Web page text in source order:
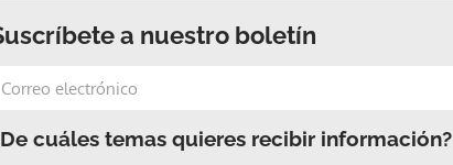
a nuestro boletín
cuáles temas quieres recibir información?